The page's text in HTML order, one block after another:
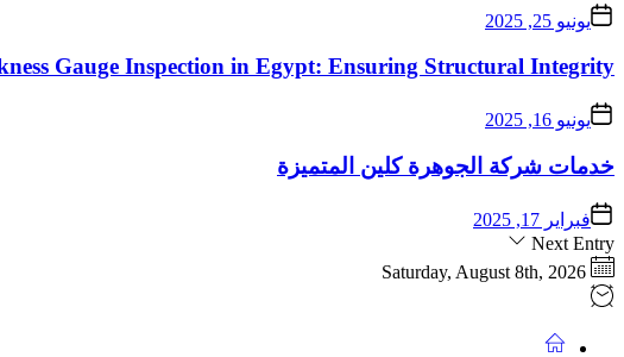
يونيو 25, 2025
Gauge Inspection in Egypt: Ensuring Structural Integrity
يونيو 16, 2025
خدمات شركة الجوهرة كلين المتميزة
فبراير 17, 2025
Next Entry
Saturday, August 8th, 2026